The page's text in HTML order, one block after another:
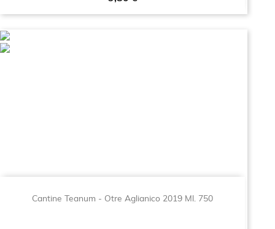
Cantine Teanum - Otre Aglianico 2019 Ml. 750